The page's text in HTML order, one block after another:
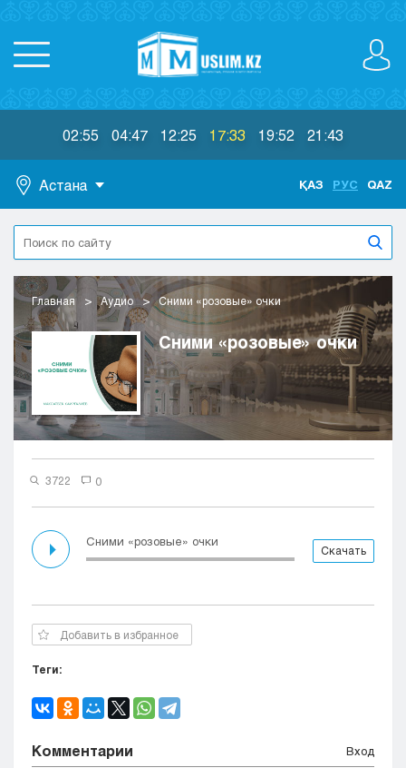
02:55 04:47 12:25 17:33 19:52 21:43
Астана
Астана
Алматы
Актобе
Атырау
Жезказган
Кокшетау
Костанай
Кызылорда
Семей
Талдыкорган
Тараз
Туркестан
ҚАЗ РУС QAZ
Главная Аудио Сними «розовые» очки
Сними «розовые» очки
3722 0
Сними «розовые» очки
Скачать
Добавить в избранное
Теги:
Комментарии Вход